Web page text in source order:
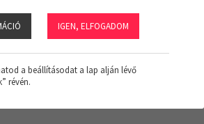
IGEN, ELFOGADOM
a beállításodat a lap alján lévő
révén.